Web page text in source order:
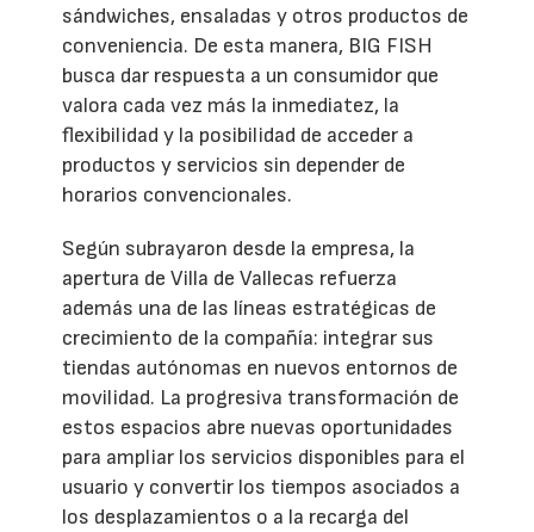
sándwiches, ensaladas y otros productos de
conveniencia. De esta manera, BIG FISH
busca dar respuesta a un consumidor que
valora cada vez más la inmediatez, la
flexibilidad y la posibilidad de acceder a
productos y servicios sin depender de
horarios convencionales.
Según subrayaron desde la empresa, la
apertura de Villa de Vallecas refuerza
además una de las líneas estratégicas de
crecimiento de la compañía: integrar sus
tiendas autónomas en nuevos entornos de
movilidad. La progresiva transformación de
estos espacios abre nuevas oportunidades
para ampliar los servicios disponibles para el
usuario y convertir los tiempos asociados a
los desplazamientos o a la recarga del